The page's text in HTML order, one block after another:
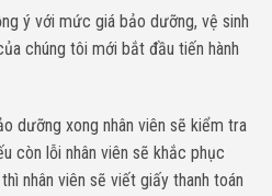
ý với mức giá bảo dưỡng, vệ sinh
chúng tôi mới bắt đầu tiến hành
dưỡng xong nhân viên sẽ kiểm tra
còn lỗi nhân viên sẽ khắc phục
nhân viên sẽ viết giấy thanh toán